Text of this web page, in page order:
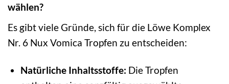
wählen?
Es gibt viele Gründe, sich für die Löwe Komplex
Nr. 6 Nux Vomica Tropfen zu entscheiden:
Natürliche Inhaltsstoffe: Die Tropfen